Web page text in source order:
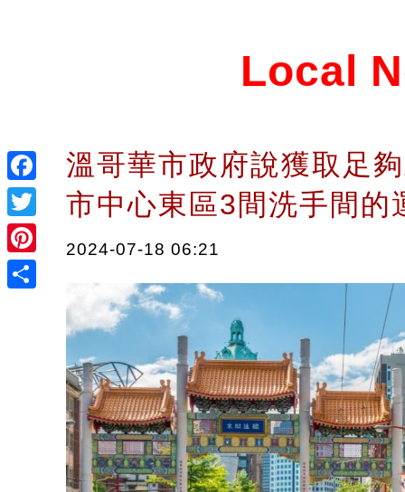
Facebook
Twitter
Pinterest
Local
溫哥華市政府說獲取足
市中心東區3間洗手間
2024-07-18 06:21